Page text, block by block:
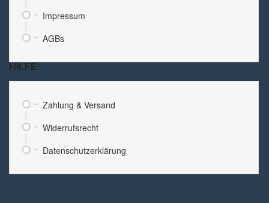
Impressum
AGBs
HILFE:
Zahlung & Versand
Widerrufsrecht
Datenschutzerklärung